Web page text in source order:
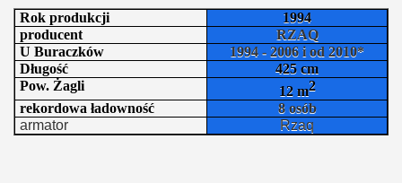
Rok produkcji
1994
producent
RZAQ
U Buraczków
1994 - 2006 i od 2010*
Długość
425 cm
Pow. Żagli
12 m2
rekordowa ładowność
8 osób
armator
Rzaq